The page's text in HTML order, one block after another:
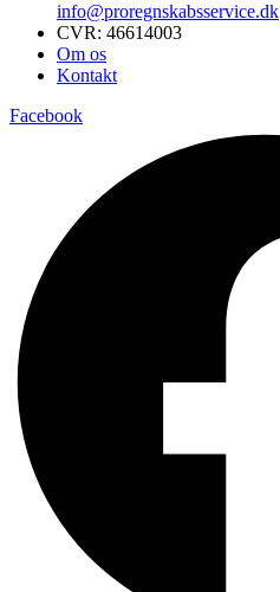
info@proregnskabsservice.dk
CVR: 46614003
Om os
Kontakt
Facebook